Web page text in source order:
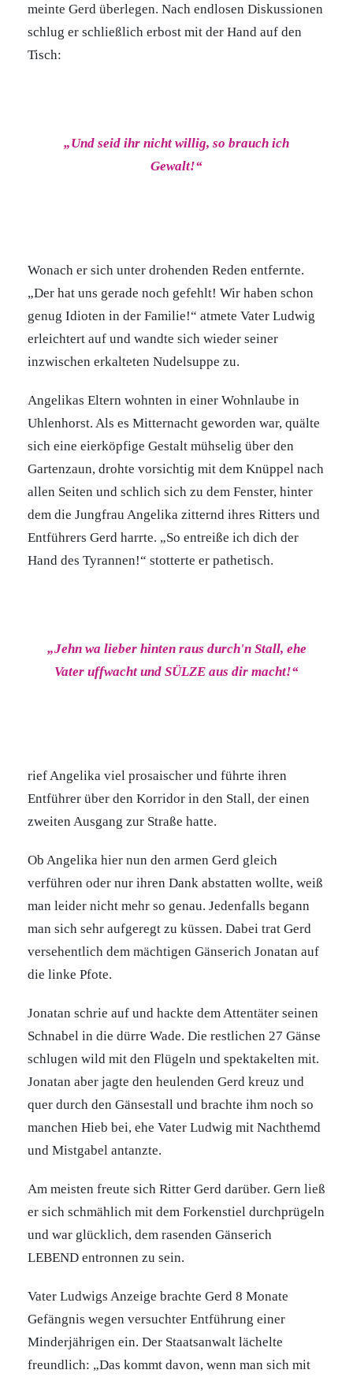
meinte Gerd überlegen. Nach endlosen Diskussionen
schlug er schließlich erbost mit der Hand auf den
Tisch:
„Und seid ihr nicht willig, so brauch ich
Gewalt!“
Wonach er sich unter drohenden Reden entfernte.
„Der hat uns gerade noch gefehlt! Wir haben schon
genug Idioten in der Familie!“ atmete Vater Ludwig
erleichtert auf und wandte sich wieder seiner
inzwischen erkalteten Nudelsuppe zu.
Angelikas Eltern wohnten in einer Wohnlaube in
Uhlenhorst. Als es Mitternacht geworden war, quälte
sich eine eierköpfige Gestalt mühselig über den
Gartenzaun, drohte vorsichtig mit dem Knüppel nach
allen Seiten und schlich sich zu dem Fenster, hinter
dem die Jungfrau Angelika zitternd ihres Ritters und
Entführers Gerd harrte. „So entreiße ich dich der
Hand des Tyrannen!“ stotterte er pathetisch.
„Jehn wa lieber hinten raus durch'n Stall, ehe
Vater uffwacht und SÜLZE aus dir macht!“
rief Angelika viel prosaischer und führte ihren
Entführer über den Korridor in den Stall, der einen
zweiten Ausgang zur Straße hatte.
Ob Angelika hier nun den armen Gerd gleich
verführen oder nur ihren Dank abstatten wollte, weiß
man leider nicht mehr so genau. Jedenfalls begann
man sich sehr aufgeregt zu küssen. Dabei trat Gerd
versehentlich dem mächtigen Gänserich Jonatan auf
die linke Pfote.
Jonatan schrie auf und hackte dem Attentäter seinen
Schnabel in die dürre Wade. Die restlichen 27 Gänse
schlugen wild mit den Flügeln und spektakelten mit.
Jonatan aber jagte den heulenden Gerd kreuz und
quer durch den Gänsestall und brachte ihm noch so
manchen Hieb bei, ehe Vater Ludwig mit Nachthemd
und Mistgabel antanzte.
Am meisten freute sich Ritter Gerd darüber. Gern ließ
er sich schmählich mit dem Forkenstiel durchprügeln
und war glücklich, dem rasenden Gänserich
LEBEND entronnen zu sein.
Vater Ludwigs Anzeige brachte Gerd 8 Monate
Gefängnis wegen versuchter Entführung einer
Minderjährigen ein. Der Staatsanwalt lächelte
freundlich: „Das kommt davon, wenn man sich mit